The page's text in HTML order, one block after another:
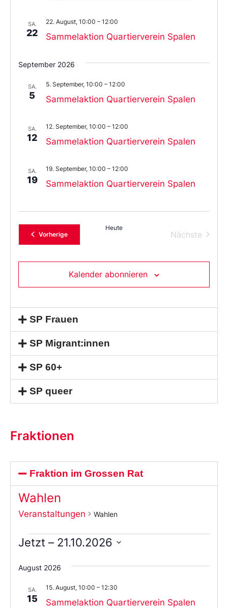
SA.
22 Sammelaktion Quartierverein Spalen
22. August, 10:00 – 12:00
September 2026
SA.
5 Sammelaktion Quartierverein Spalen
5. September, 10:00 – 12:00
SA.
12 Sammelaktion Quartierverein Spalen
12. September, 10:00 – 12:00
SA.
19 Sammelaktion Quartierverein Spalen
19. September, 10:00 – 12:00
VorherigeVeranstaltungen
Heute
Nächste
Kalender abonnieren
SP Frauen
SP Migrant:innen
SP 60+
SP queer
Fraktionen
Fraktion im Grossen Rat
Wahlen
Veranstaltungen Wahlen
Jetzt – 21.10.2026
Sie
das
aus.
August 2026
SA.
15 Sammelaktion Quartierverein Spalen
15. August, 10:00 – 12:30